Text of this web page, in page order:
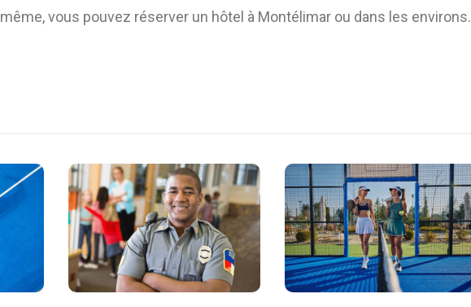
vous pouvez réserver un hôtel à Montélimar ou dans les environs.